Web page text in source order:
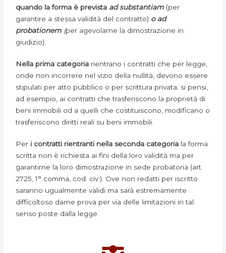
quando la forma è prevista ad substantiam (per
garantire a stessa validità del contratto) o ad
probationem (per agevolarne la dimostrazione in
giudizio).
Nella prima categoria rientrano i contratti che per legge,
onde non incorrere nel vizio della nullità, devono essere
stipulati per atto pubblico o per scrittura privata: si pensi,
ad esempio, ai contratti che trasferiscono la proprietà di
beni immobili od a quelli che costituiscono, modificano o
trasferiscono diritti reali su beni immobili.
Per i contratti rientranti nella seconda categoria la forma
scritta non è richiesta ai fini della loro validità ma per
garantirne la loro dimostrazione in sede probatoria (art.
2725, 1° comma, cod. civ.). Ove non redatti per iscritto
saranno ugualmente validi ma sarà estremamente
difficoltoso darne prova per via delle limitazioni in tal
senso poste dalla legge.